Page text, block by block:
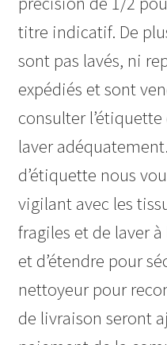
titre indicatif. De
sont pas lavés, ni
expédiés et sont
consulter
laver adéquatement.
d’étiquette nous
vigilant avec les
fragiles et de laver
et d’étendre pour
nettoyeur pour
de livraison seront